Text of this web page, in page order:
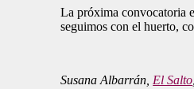
La próxima convocatoria
seguimos con el huerto,
Susana Albarrán, El Salto